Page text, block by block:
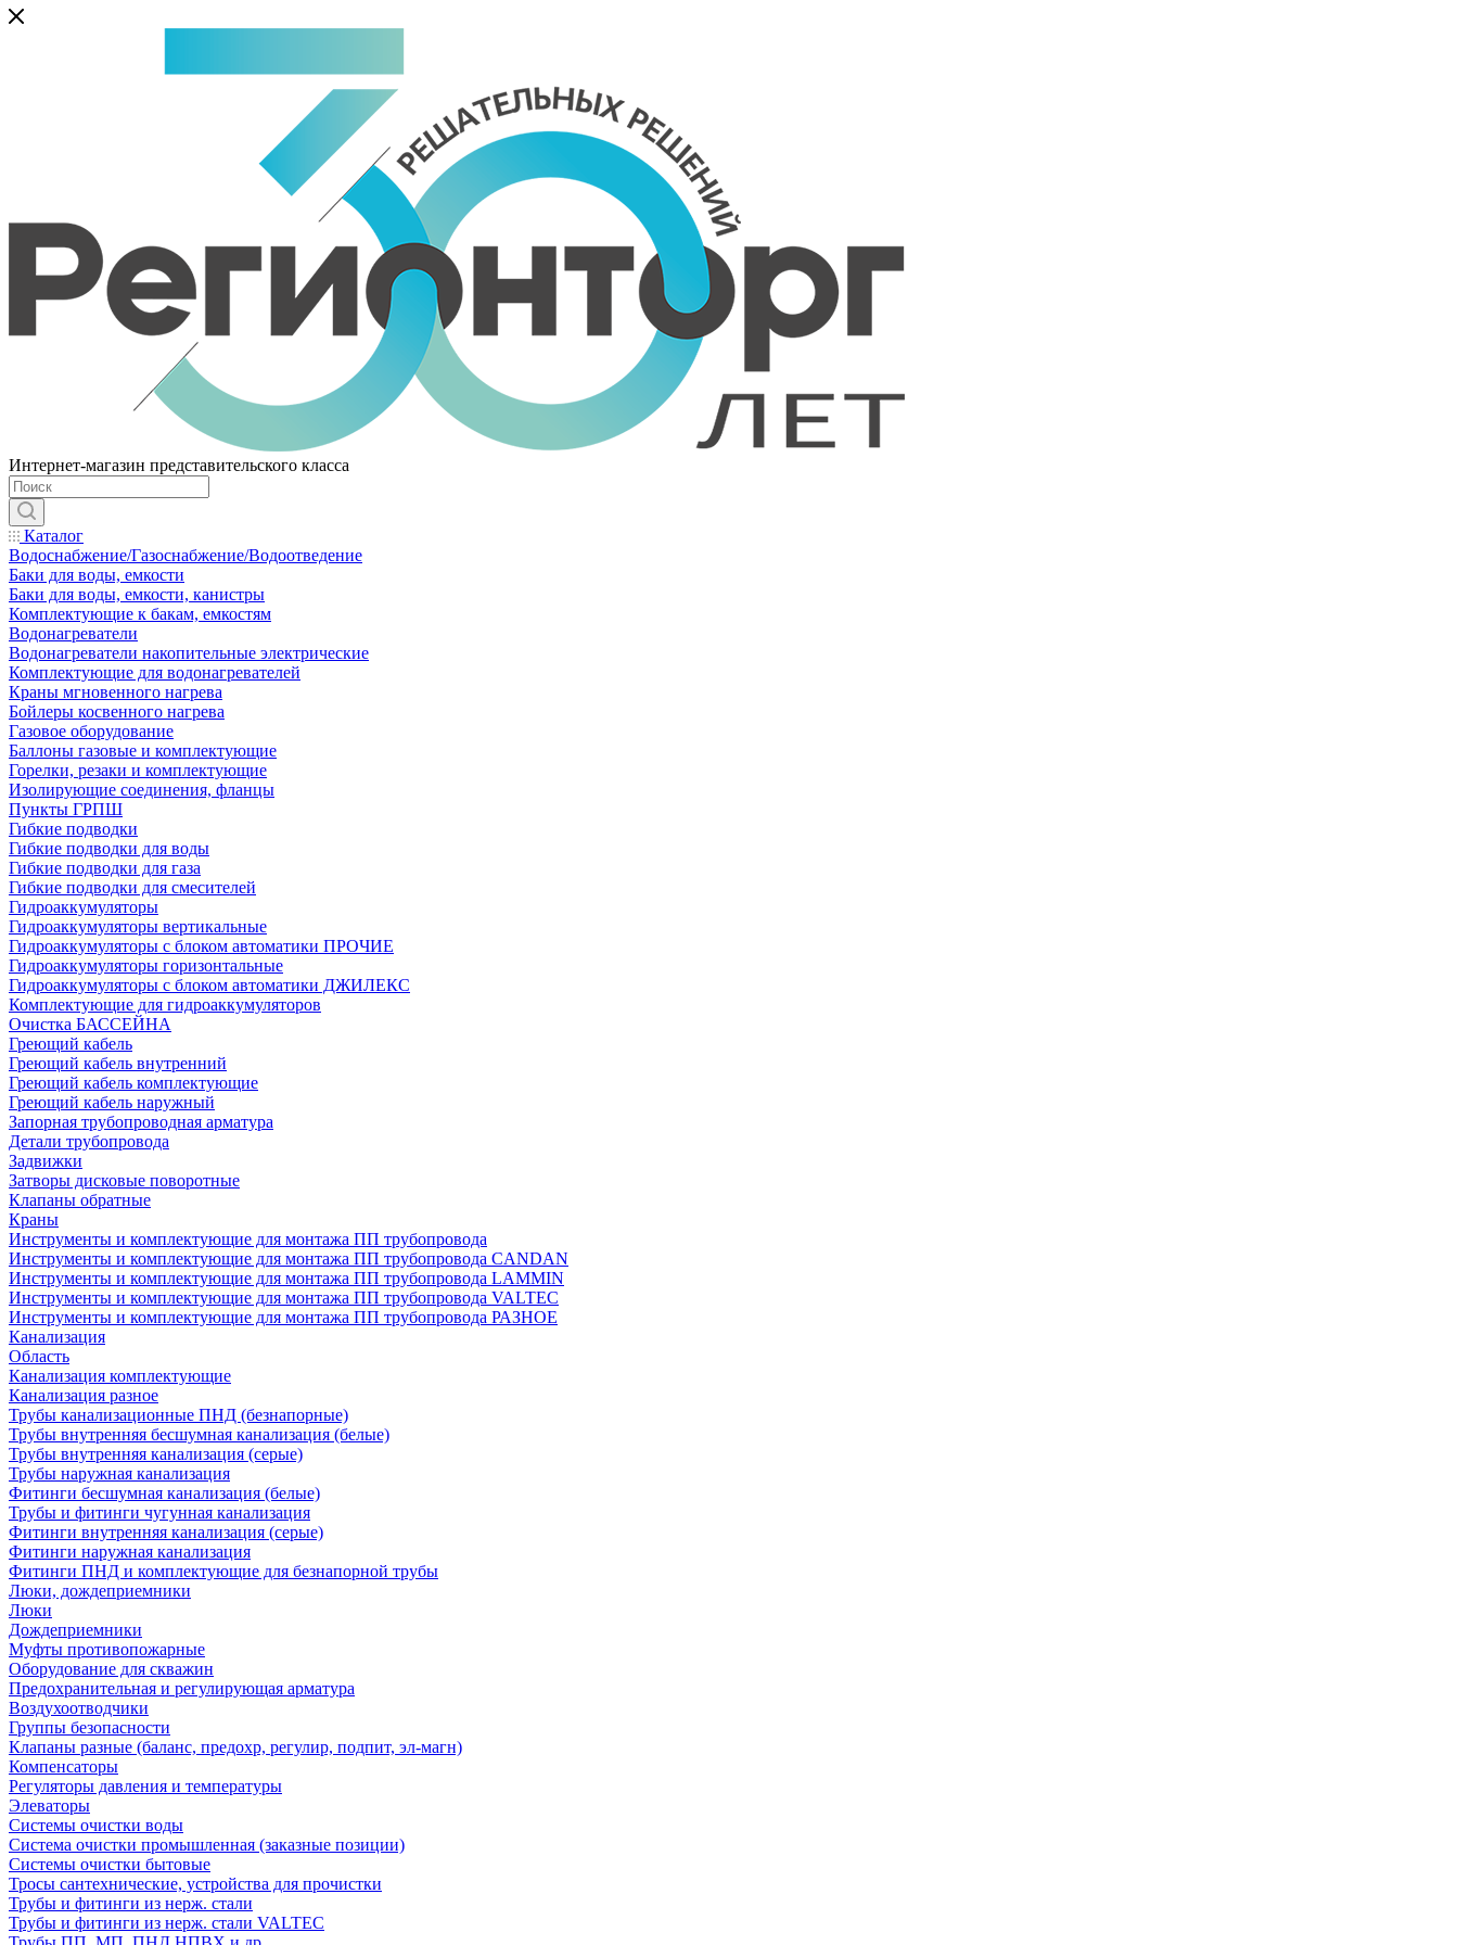
Интернет-магазин представительского класса
Каталог
Водоснабжение/Газоснабжение/Водоотведение
Баки для воды, емкости
Баки для воды, емкости, канистры
Комплектующие к бакам, емкостям
Водонагреватели
Водонагреватели накопительные электрические
Комплектующие для водонагревателей
Краны мгновенного нагрева
Бойлеры косвенного нагрева
Газовое оборудование
Баллоны газовые и комплектующие
Горелки, резаки и комплектующие
Изолирующие соединения, фланцы
Пункты ГРПШ
Гибкие подводки
Гибкие подводки для воды
Гибкие подводки для газа
Гибкие подводки для смесителей
Гидроаккумуляторы
Гидроаккумуляторы вертикальные
Гидроаккумуляторы с блоком автоматики ПРОЧИЕ
Гидроаккумуляторы горизонтальные
Гидроаккумуляторы с блоком автоматики ДЖИЛЕКС
Комплектующие для гидроаккумуляторов
Очистка БАССЕЙНА
Греющий кабель
Греющий кабель внутренний
Греющий кабель комплектующие
Греющий кабель наружный
Запорная трубопроводная арматура
Детали трубопровода
Задвижки
Затворы дисковые поворотные
Клапаны обратные
Краны
Инструменты и комплектующие для монтажа ПП трубопровода
Инструменты и комплектующие для монтажа ПП трубопровода CANDAN
Инструменты и комплектующие для монтажа ПП трубопровода LAMMIN
Инструменты и комплектующие для монтажа ПП трубопровода VALTEC
Инструменты и комплектующие для монтажа ПП трубопровода РАЗНОЕ
Канализация
Область
Канализация комплектующие
Канализация разное
Трубы канализационные ПНД (безнапорные)
Трубы внутренняя бесшумная канализация (белые)
Трубы внутренняя канализация (серые)
Трубы наружная канализация
Фитинги бесшумная канализация (белые)
Трубы и фитинги чугунная канализация
Фитинги внутренняя канализация (серые)
Фитинги наружная канализация
Фитинги ПНД и комплектующие для безнапорной трубы
Люки, дождеприемники
Люки
Дождеприемники
Муфты противопожарные
Оборудование для скважин
Предохранительная и регулирующая арматура
Воздухоотводчики
Группы безопасности
Клапаны разные (баланс, предохр, регулир, подпит, эл-магн)
Компенсаторы
Регуляторы давления и температуры
Элеваторы
Системы очистки воды
Система очистки промышленная (заказные позиции)
Системы очистки бытовые
Тросы сантехнические, устройства для прочистки
Трубы и фитинги из нерж. стали
Трубы и фитинги из нерж. стали VALTEC